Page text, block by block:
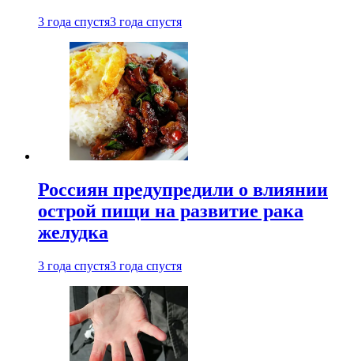
3 года спустя3 года спустя
Россиян предупредили о влиянии
острой пищи на развитие рака
желудка
3 года спустя3 года спустя